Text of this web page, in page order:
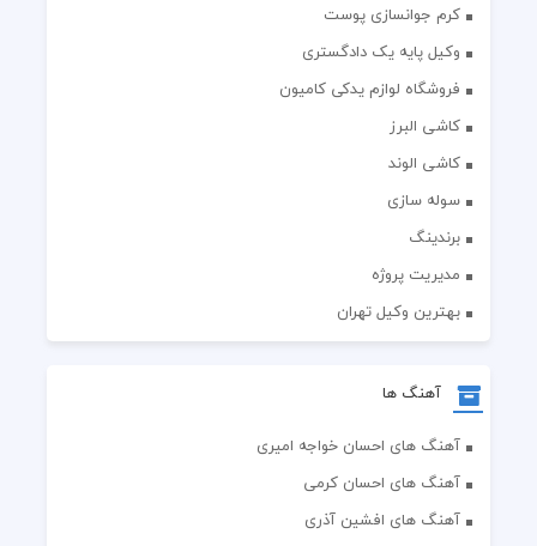
کرم جوانسازی پوست
وکیل پایه یک دادگستری
فروشگاه لوازم یدکی کامیون
کاشی البرز
کاشی الوند
سوله سازی
برندینگ
مدیریت پروژه
بهترین وکیل تهران
آهنگ ها
آهنگ های احسان خواجه امیری
آهنگ های احسان کرمی
آهنگ های افشین آذری